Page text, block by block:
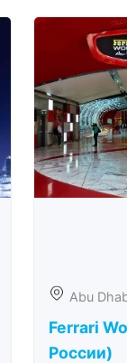
Abu
Ferrari
России)